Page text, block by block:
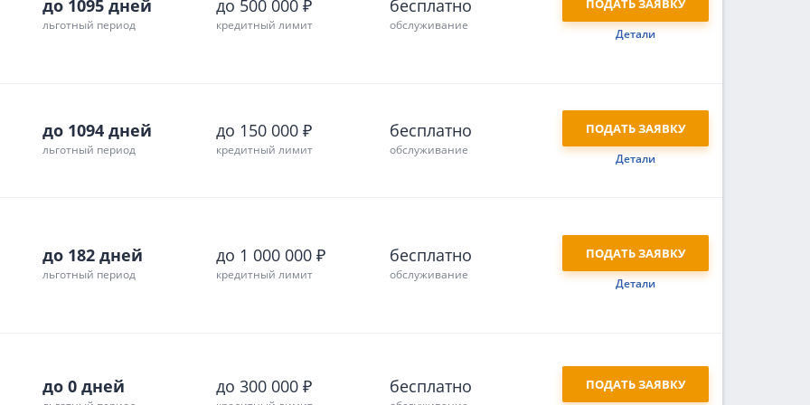
до 1095 дней
льготный период
до 500 000 ₽
кредитный лимит
бесплатно
обслуживание
ПОДАТЬ ЗАЯВКУ
Детали
до 1094 дней
льготный период
до 150 000 ₽
кредитный лимит
бесплатно
обслуживание
ПОДАТЬ ЗАЯВКУ
Детали
до 182 дней
льготный период
до 1 000 000 ₽
кредитный лимит
бесплатно
обслуживание
ПОДАТЬ ЗАЯВКУ
Детали
до 0 дней до 300 000 ₽ бесплатно ПОДАТЬ ЗАЯВКУ